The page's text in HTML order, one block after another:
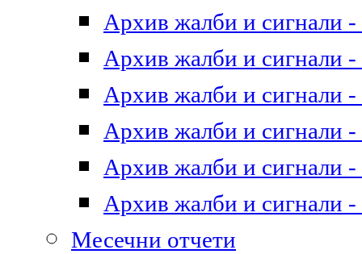
Архив жалби и сигнали -
Архив жалби и сигнали -
Архив жалби и сигнали -
Архив жалби и сигнали -
Архив жалби и сигнали -
Архив жалби и сигнали -
Месечни отчети